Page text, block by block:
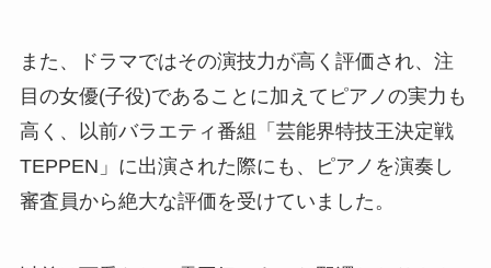
また、ドラマではその演技力が高く評価され、注
目の女優(子役)であることに加えてピアノの実力も
高く、以前バラエティ番組「芸能界特技王決定戦
TEPPEN」に出演された際にも、ピアノを演奏し
審査員から絶大な評価を受けていました。